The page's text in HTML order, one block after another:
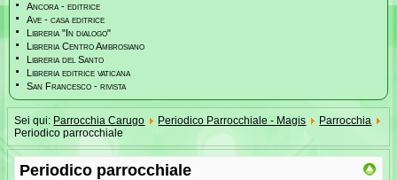
Ancora - editrice
Ave - casa editrice
Libreria "In dialogo"
Libreria Centro Ambrosiano
Libreria del Santo
Libreria editrice vaticana
San Francesco - rivista
Sei qui: Parrocchia Carugo Periodico Parrocchiale - Magis
Parrocchia
Periodico parrocchiale
Periodico parrocchiale